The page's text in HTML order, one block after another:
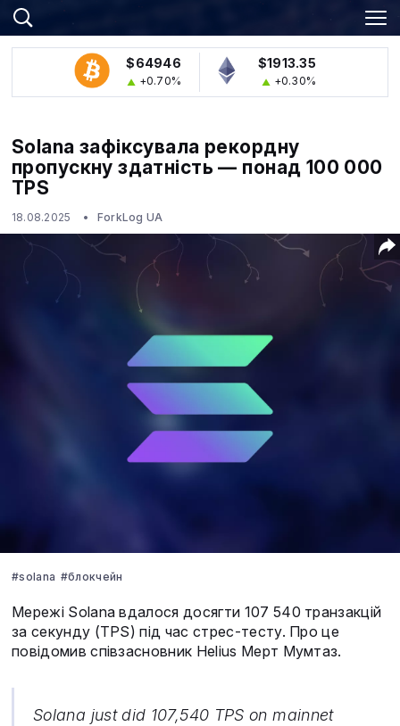
$64946
+0.70%
$1913.35
+0.30%
Solana зафіксувала рекордну
пропускну здатність — понад 100 000
TPS
18.08.2025 ForkLog UA
#solana #блокчейн
Мережі Solana вдалося досягти 107 540 транзакцій
за секунду (TPS) під час стрес-тесту. Про це
повідомив співзасновник Helius Мерт Мумтаз.
Solana just did 107,540 TPS on mainnet